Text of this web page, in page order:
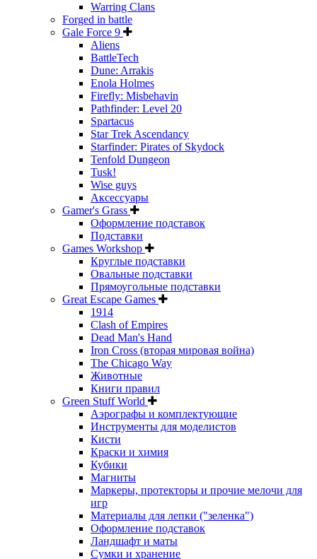
Warring Clans
Forged in battle
Gale Force 9
Aliens
BattleTech
Dune: Arrakis
Enola Holmes
Firefly: Misbehavin
Pathfinder: Level 20
Spartacus
Star Trek Ascendancy
Starfinder: Pirates of Skydock
Tenfold Dungeon
Tusk!
Wise guys
Аксессуары
Gamer's Grass
Оформление подставок
Подставки
Games Workshop
Круглые подставки
Овальные подставки
Прямоугольные подставки
Great Escape Games
1914
Clash of Empires
Dead Man's Hand
Iron Cross (вторая мировая война)
The Chicago Way
Животные
Книги правил
Green Stuff World
Аэрографы и комплектующие
Инструменты для моделистов
Кисти
Краски и химия
Кубики
Магниты
Маркеры, протекторы и прочие мелочи для
игр
Материалы для лепки ("зеленка")
Оформление подставок
Ландшафт и маты
Сумки и хранение